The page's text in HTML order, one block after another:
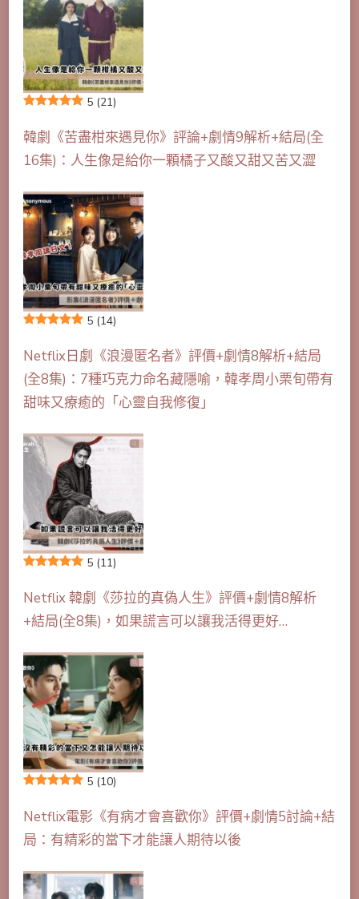
5 (21)
韓劇《苦盡柑來遇見你》評論+劇情9解析+結局(全
16集)：人生像是給你一顆橘子又酸又甜又苦又澀
5 (14)
Netflix日劇《浪漫匿名者》評價+劇情8解析+結局
(全8集)：7種巧克力命名藏隱喻，韓孝周小栗旬帶有
甜味又療癒的「心靈自我修復」
5 (11)
Netflix 韓劇《莎拉的真偽人生》評價+劇情8解析
+結局(全8集)，如果謊言可以讓我活得更好…
5 (10)
Netflix電影《有病才會喜歡你》評價+劇情5討論+結
局：有精彩的當下才能讓人期待以後